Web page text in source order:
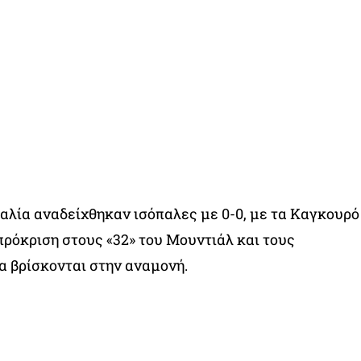
αναδείχθηκαν ισόπαλες με 0-0, με τα Καγκουρό
στους «32» του Μουντιάλ και τους
βρίσκονται στην αναμονή.